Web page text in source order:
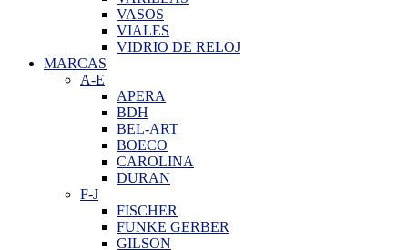
VASOS
VIALES
VIDRIO DE RELOJ
MARCAS
A-E
APERA
BDH
BEL-ART
BOECO
CAROLINA
DURAN
F-J
FISCHER
FUNKE GERBER
GILSON